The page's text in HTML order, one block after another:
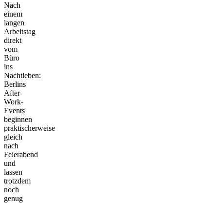
Nach
einem
langen
Arbeitstag
direkt
vom
Büro
ins
Nachtleben:
Berlins
After-
Work-
Events
beginnen
praktischerweise
gleich
nach
Feierabend
und
lassen
trotzdem
noch
genug